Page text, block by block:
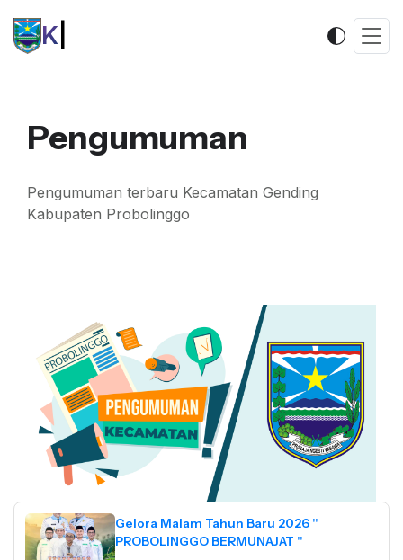
Kec
Pengumuman
Pengumuman terbaru Kecamatan Gending
Kabupaten Probolinggo
Gelora Malam Tahun Baru 2026 "
PROBOLINGGO BERMUNAJAT "